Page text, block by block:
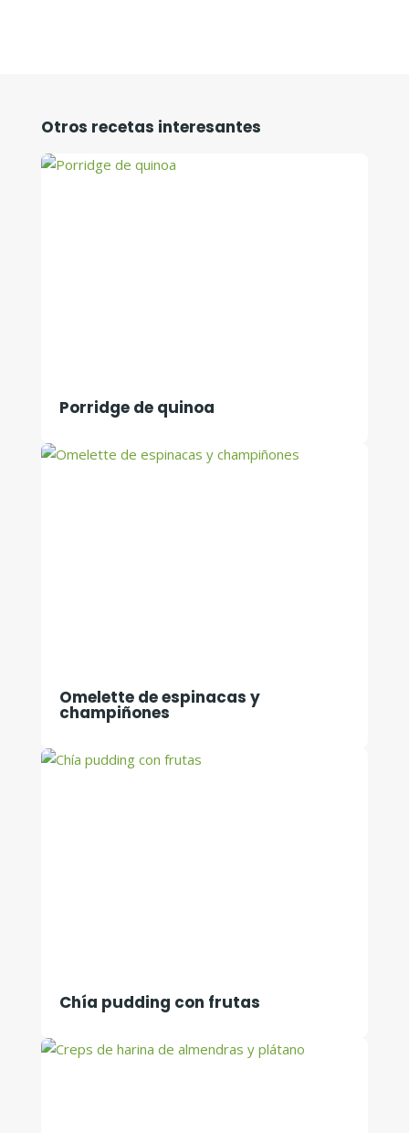
Otros recetas interesantes
Porridge de quinoa
Omelette de espinacas y
champiñones
Chía pudding con frutas